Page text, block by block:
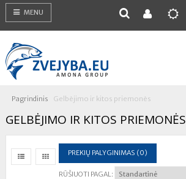
MENU
Pagrindinis Gelbėjimo ir kitos priemonės
GELBĖJIMO IR KITOS PRIEMONĖS
PREKIŲ PALYGINIMAS (0)
RŪŠIUOTI PAGAL: